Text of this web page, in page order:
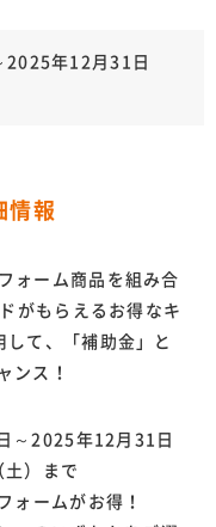
2025年12月31日
情報
ォーム商品を組み合
がもらえるお得なキ
て、「補助金」と
ンス！
～2025年12月31日
）まで
ォームがお得！